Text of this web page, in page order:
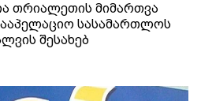
თრიალეთის მიმართვა
სასამართლოს
შესახებ